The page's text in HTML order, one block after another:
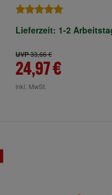
Lieferzeit: 1-2
UVP33,66 €
24,97 €
inkl. MwSt.